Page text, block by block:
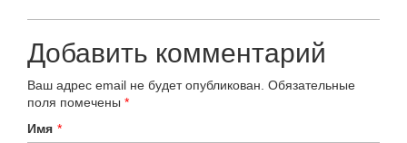
Добавить комментарий
Ваш адрес email не будет опубликован. Обязательные
поля помечены *
Имя *